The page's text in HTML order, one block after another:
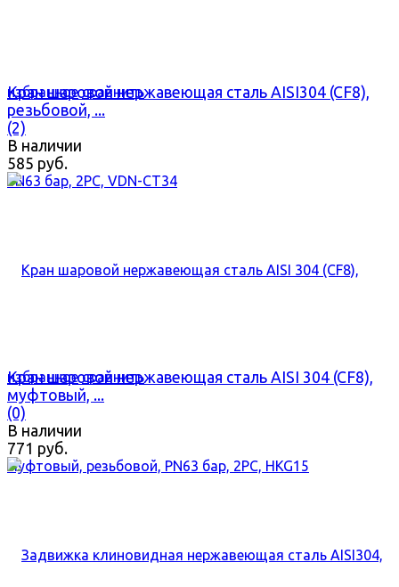
избранное сравнить
избранное сравнить
Кран шаровой нержавеющая сталь AISI304 (CF8),
резьбовой, ...
(2)
В наличии
585 руб.
Кран шаровой нержавеющая сталь AISI 304 (CF8),
муфтовый, ...
(0)
В наличии
771 руб.